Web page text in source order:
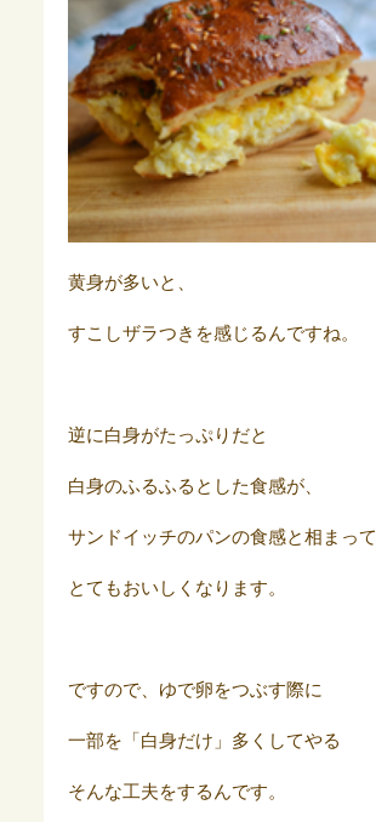
黄身が多いと、
すこしザラつきを感じるんですね。
逆に白身がたっぷりだと
白身のふるふるとした食感が、
サンドイッチのパンの食感と相まって
とてもおいしくなります。
ですので、ゆで卵をつぶす際に
一部を「白身だけ」多くしてやる
そんな工夫をするんです。